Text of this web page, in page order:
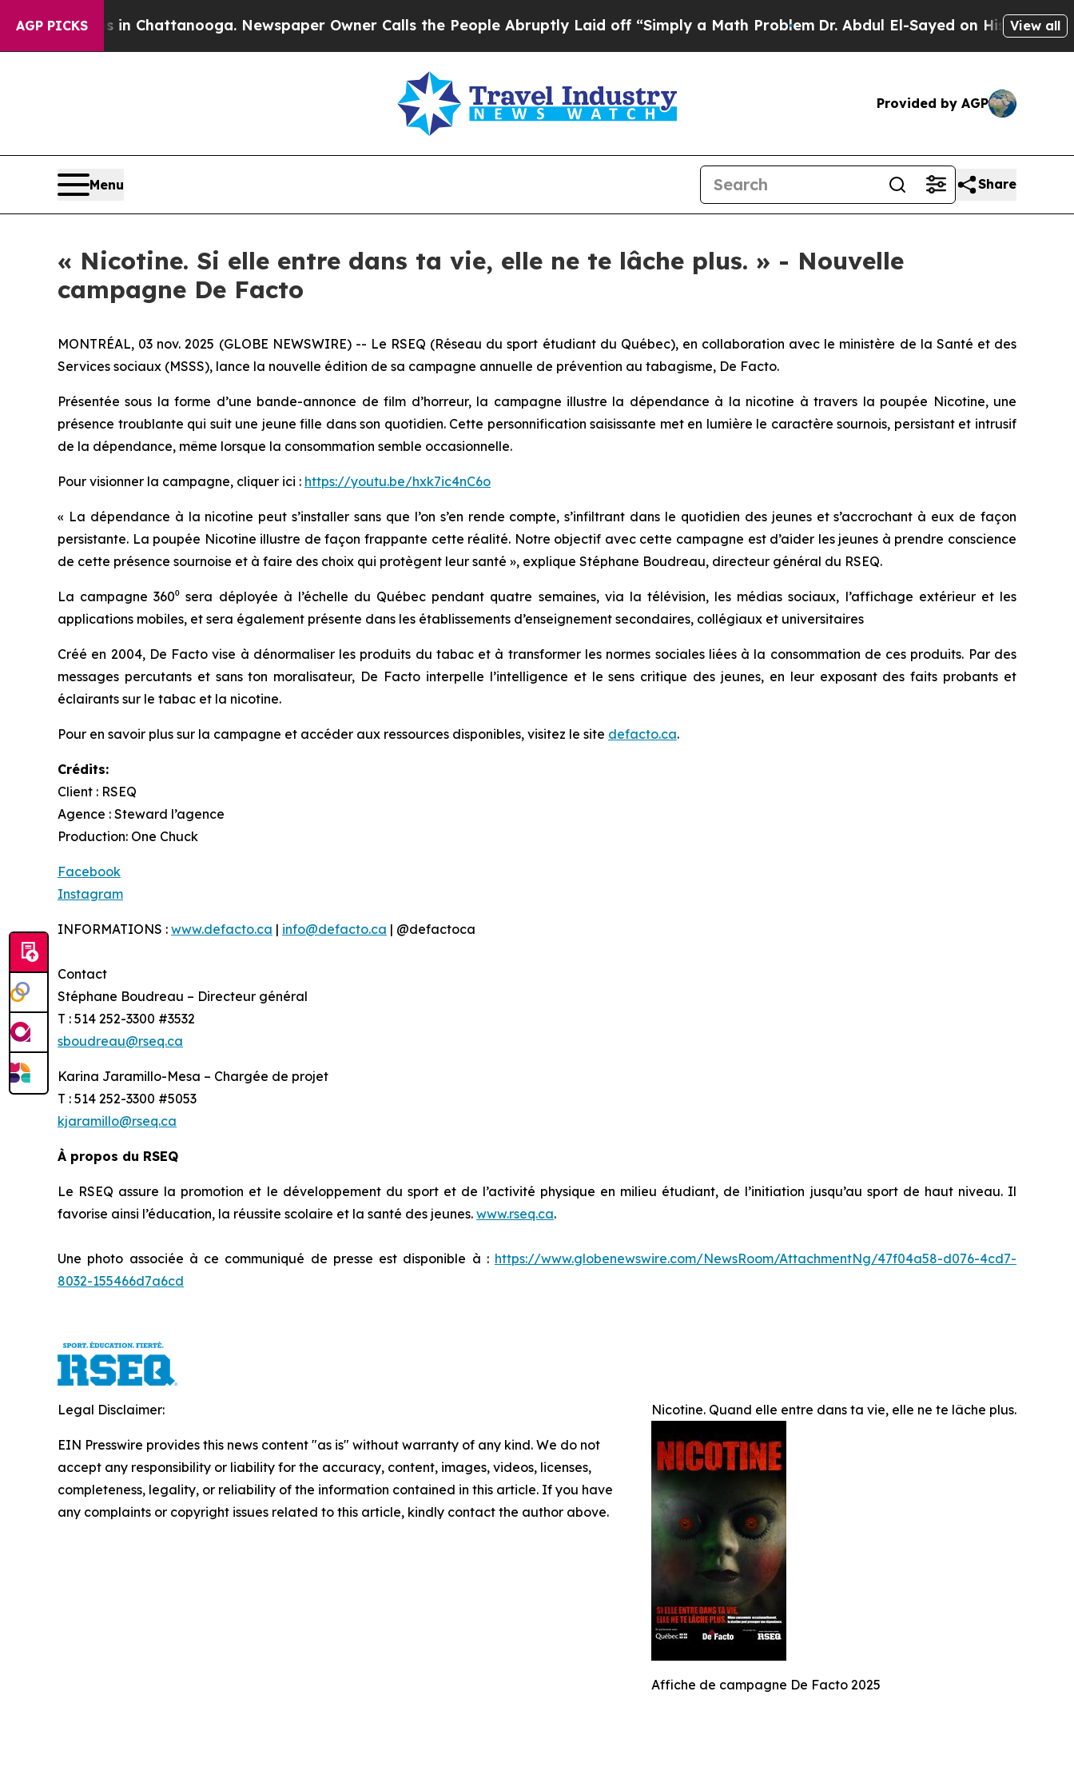
AGP PICKS
Chaos in Chattanooga. Newspaper Owner Calls the People Abruptly Laid off “Simply a Math ProblemDr. Abdul El-Sayed on Historic Michigan
View all
Provided by AGP
Menu Share
« Nicotine. Si elle entre dans ta vie, elle ne te lâche plus. » - Nouvelle
campagne De Facto
MONTRÉAL, 03 nov. 2025 (GLOBE NEWSWIRE) -- Le RSEQ (Réseau du sport étudiant du Québec), en collaboration avec le ministère de la Santé et des
Services sociaux (MSSS), lance la nouvelle édition de sa campagne annuelle de prévention au tabagisme, De Facto.
Présentée sous la forme d’une bande-annonce de film d’horreur, la campagne illustre la dépendance à la nicotine à travers la poupée Nicotine, une
présence troublante qui suit une jeune fille dans son quotidien. Cette personnification saisissante met en lumière le caractère sournois, persistant et intrusif
de la dépendance, même lorsque la consommation semble occasionnelle.
Pour visionner la campagne, cliquer ici : https://youtu.be/hxk7ic4nC6o
« La dépendance à la nicotine peut s’installer sans que l’on s’en rende compte, s’infiltrant dans le quotidien des jeunes et s’accrochant à eux de façon
persistante. La poupée Nicotine illustre de façon frappante cette réalité. Notre objectif avec cette campagne est d’aider les jeunes à prendre conscience
de cette présence sournoise et à faire des choix qui protègent leur santé », explique Stéphane Boudreau, directeur général du RSEQ.
La campagne 360⁰ sera déployée à l’échelle du Québec pendant quatre semaines, via la télévision, les médias sociaux, l’affichage extérieur et les
applications mobiles, et sera également présente dans les établissements d’enseignement secondaires, collégiaux et universitaires
Créé en 2004, De Facto vise à dénormaliser les produits du tabac et à transformer les normes sociales liées à la consommation de ces produits. Par des
messages percutants et sans ton moralisateur, De Facto interpelle l’intelligence et le sens critique des jeunes, en leur exposant des faits probants et
éclairants sur le tabac et la nicotine.
Pour en savoir plus sur la campagne et accéder aux ressources disponibles, visitez le site defacto.ca.
Crédits:
Client : RSEQ
Agence : Steward l’agence
Production: One Chuck
Facebook
Instagram
INFORMATIONS : www.defacto.ca | info@defacto.ca | @defactoca
Contact
Stéphane Boudreau – Directeur général
T : 514 252-3300 #3532
sboudreau@rseq.ca
Karina Jaramillo-Mesa – Chargée de projet
T : 514 252-3300 #5053
kjaramillo@rseq.ca
À propos du RSEQ
Le RSEQ assure la promotion et le développement du sport et de l’activité physique en milieu étudiant, de l’initiation jusqu’au sport de haut niveau. Il
favorise ainsi l’éducation, la réussite scolaire et la santé des jeunes. www.rseq.ca.
Une photo associée à ce communiqué de presse est disponible à : https://www.globenewswire.com/NewsRoom/AttachmentNg/47f04a58-d076-4cd7-
8032-155466d7a6cd
Nicotine. Quand elle entre dans ta vie, elle ne te lâche plus.
Affiche de campagne De Facto 2025
Legal Disclaimer:
EIN Presswire provides this news content "as is" without warranty of any kind. We do not
accept any responsibility or liability for the accuracy, content, images, videos, licenses,
completeness, legality, or reliability of the information contained in this article. If you have
any complaints or copyright issues related to this article, kindly contact the author above.